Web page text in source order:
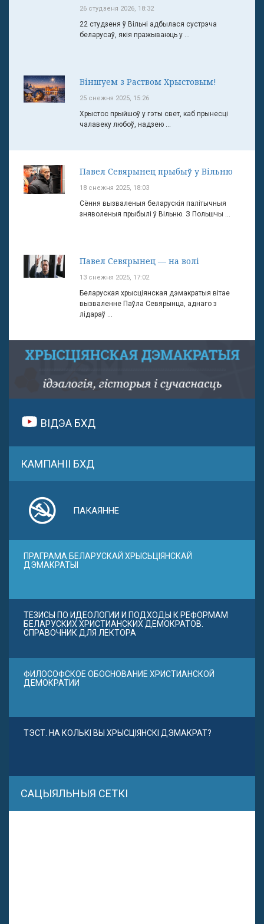
26 студзеня 2026, 18:32
22 студзеня ў Вільні адбылася сустрэча
беларусаў, якія пражываюць у ...
Віншуем з Раством Хрыстовым!
25 снежня 2025, 15:26
Хрыстос прыйшоў у гэты свет, каб прынесці
чалавеку любоў, надзею ...
Павел Севярынец прыбыў у Вільню
18 снежня 2025, 18:03
Сёння вызваленыя беларускія палітычныя
зняволеныя прыбылі ў Вільню. З Польшчы ...
Павел Севярынец — на волі
13 снежня 2025, 17:02
Беларуская хрысціянская дэмакратыя вітае
вызваленне Паўла Севярынца, аднаго з
лідараў ...
ВІДЭА БХД
КАМПАНІІ БХД
ПАКАЯННЕ
ПРАГРАМА БЕЛАРУСКАЙ ХРЫСЬЦІЯНСКАЙ
ДЭМАКРАТЫІ
ТЕЗИСЫ ПО ИДЕОЛОГИИ И ПОДХОДЫ К РЕФОРМАМ
БЕЛАРУСКИХ ХРИСТИАНСКИХ ДЕМОКРАТОВ.
СПРАВОЧНИК ДЛЯ ЛЕКТОРА
ФИЛОСОФСКОЕ ОБОСНОВАНИЕ ХРИСТИАНСКОЙ
ДЕМОКРАТИИ
ТЭСТ. НА КОЛЬКІ ВЫ ХРЫСЦІЯНСКІ ДЭМАКРАТ?
САЦЫЯЛЬНЫЯ СЕТКІ